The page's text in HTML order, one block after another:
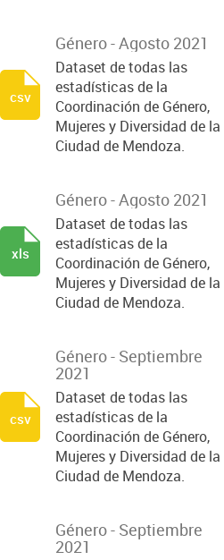
Género - Agosto 2021
Dataset de todas las
estadísticas de la
Coordinación de Género,
Mujeres y Diversidad de la
Ciudad de Mendoza.
csv
Género - Agosto 2021
Dataset de todas las
estadísticas de la
Coordinación de Género,
Mujeres y Diversidad de la
Ciudad de Mendoza.
xls
Género - Septiembre
2021
Dataset de todas las
estadísticas de la
Coordinación de Género,
Mujeres y Diversidad de la
Ciudad de Mendoza.
csv
Género - Septiembre
2021